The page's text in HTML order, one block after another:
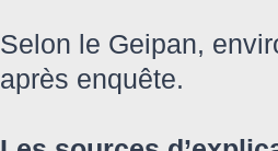
Selon le Geipan,
après enquête.